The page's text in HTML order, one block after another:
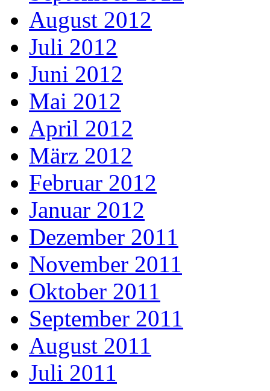
August 2012
Juli 2012
Juni 2012
Mai 2012
April 2012
März 2012
Februar 2012
Januar 2012
Dezember 2011
November 2011
Oktober 2011
September 2011
August 2011
Juli 2011